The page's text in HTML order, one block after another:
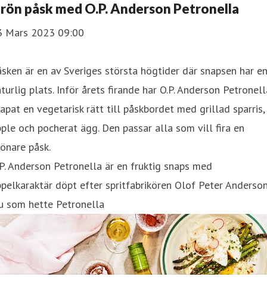
påsk med O.P. Anderson Petronella
Mars 2023 09:00
är en av Sveriges största högtider där snapsen har en
plats. Inför årets firande har O.P. Anderson
en vegetarisk rätt till påskbordet med grillad sparris,
och pocherat ägg. Den passar alla som vill fira en
påsk.
Anderson Petronella är en fruktig snaps med
döpt efter spritfabrikören Olof Peter
som hette Petronella